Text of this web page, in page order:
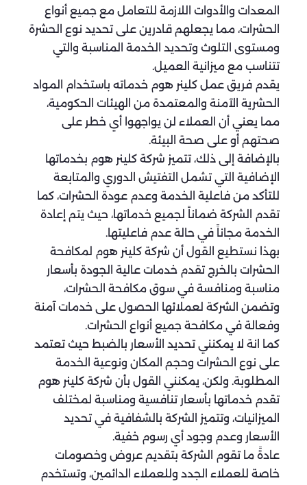
المعدات والأدوات اللازمة للتعامل مع جميع أنواع
الحشرات، مما يجعلهم قادرين على تحديد نوع الحشرة
ومستوى التلوث وتحديد الخدمة المناسبة والتي
تتناسب مع ميزانية العميل.
يقدم فريق عمل كلينر هوم خدماته باستخدام المواد
الحشرية الآمنة والمعتمدة من الهيئات الحكومية،
مما يعني أن العملاء لن يواجهوا أي خطر على
صحتهم أو على صحة البيئة.
بالإضافة إلى ذلك، تتميز شركة كلينر هوم بخدماتها
الإضافية التي تشمل التفتيش الدوري والمتابعة
للتأكد من فاعلية الخدمة وعدم عودة الحشرات، كما
تقدم الشركة ضماناً لجميع خدماتها، حيث يتم إعادة
الخدمة مجاناً في حالة عدم فاعليتها.
بهذا نستطيع القول أن شركة كلينر هوم لمكافحة
الحشرات بالخرج تقدم خدمات عالية الجودة بأسعار
مناسبة ومنافسة في سوق مكافحة الحشرات،
وتضمن الشركة لعملائها الحصول على خدمات آمنة
وفعالة في مكافحة جميع أنواع الحشرات.
كما انة لا يمكنني تحديد الأسعار بالضبط حيث تعتمد
على نوع الحشرات وحجم المكان ونوعية الخدمة
المطلوبة. ولكن، يمكنني القول بأن شركة كلينر هوم
تقدم خدماتها بأسعار تنافسية ومناسبة لمختلف
الميزانيات، وتتميز الشركة بالشفافية في تحديد
الأسعار وعدم وجود أي رسوم خفية.
عادةً ما تقوم الشركة بتقديم عروض وخصومات
خاصة للعملاء الجدد وللعملاء الدائمين، وتستخدم